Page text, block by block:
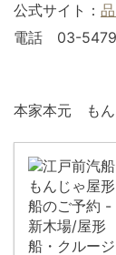
公式サイト：
電話 03-
本家本元 もん